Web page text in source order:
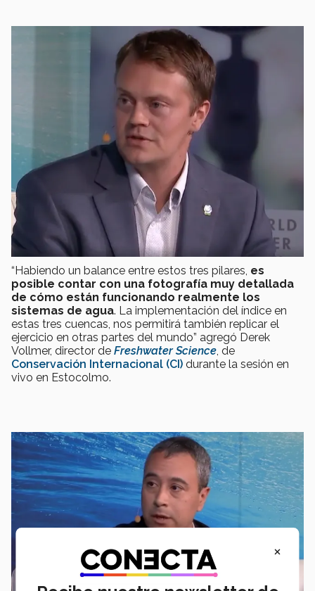
“Habiendo un balance entre estos tres pilares, es
posible contar con una fotografía muy detallada
de cómo están funcionando realmente los
sistemas de agua. La implementación del índice en
estas tres cuencas, nos permitirá también replicar el
ejercicio en otras partes del mundo” agregó Derek
Vollmer, director de Freshwater Science, de
Conservación Internacional (CI) durante la sesión en
vivo en Estocolmo.
×